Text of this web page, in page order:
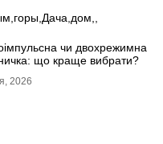
горы Дача дом,
чи двохрежимна
що краще вибрати?
2026